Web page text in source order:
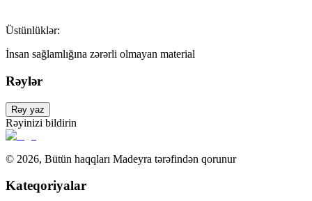
Üstünlüklər:
İnsan sağlamlığına zərərli olmayan material
Rəylər
Rəy yaz
Rəyinizi bildirin
© 2026, Bütün haqqları Madeyra tərəfindən qorunur
Kateqoriyalar